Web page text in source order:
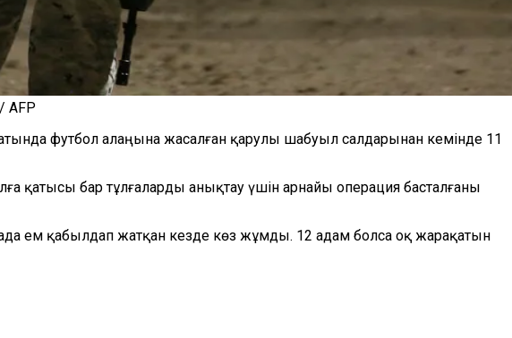
AFP
футбол алаңына жасалған қарулы шабуыл салдарынан кемінде 11
қатысы бар тұлғаларды анықтау үшін арнайы операция басталғаны
ем қабылдап жатқан кезде көз жұмды. 12 адам болса оқ жарақатын